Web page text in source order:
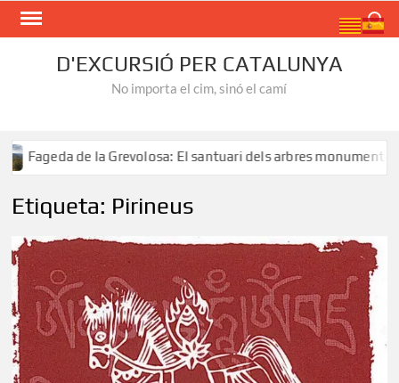
Skip
D'EXCURSIÓ PER CATALUNYA
No importa el cim, sinó el camí
El santuari dels arbres monumentals Ruta al
Etiqueta: Pirineus